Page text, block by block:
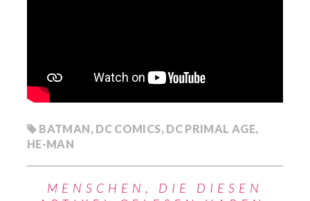
BATMAN, DC COMICS, DC PRIMAL AGE,
HE-MAN
MENSCHEN, DIE DIESEN